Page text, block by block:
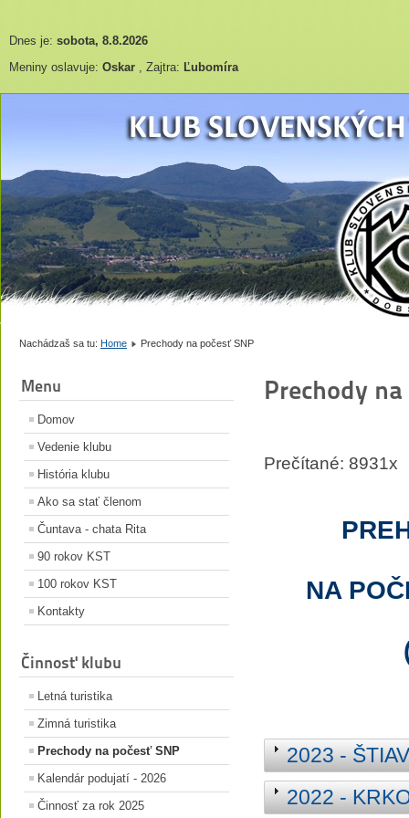
Dnes je: sobota, 8.8.2026
Meniny oslavuje: Oskar , Zajtra: Ľubomíra
Nachádzaš sa tu: Home Prechody na počesť SNP
Menu
Domov
Vedenie klubu
História klubu
Ako sa stať členom
Čuntava - chata Rita
90 rokov KST
100 rokov KST
Kontakty
Činnosť klubu
Letná turistika
Zimná turistika
Prechody na počesť SNP
Kalendár podujatí - 2026
Činnosť za rok 2025
Prechody
Prečítané: 8931x
NA
2023 -
Termín podujatia
2022 -